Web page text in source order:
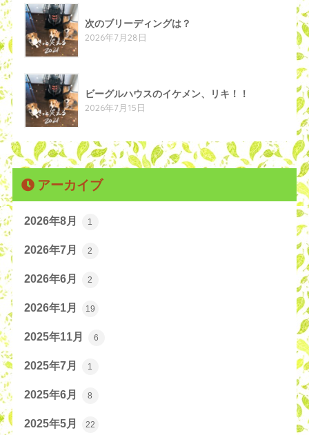
次のブリーディングは？
2026年7月28日
ビーグルハウスのイケメン、リキ！！
2026年7月15日
アーカイブ
2026年8月 1
2026年7月 2
2026年6月 2
2026年1月 19
2025年11月 6
2025年7月 1
2025年6月 8
2025年5月 22